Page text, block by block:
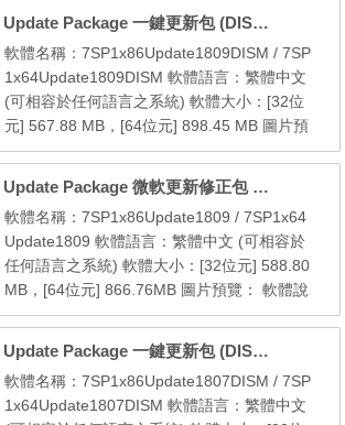
位元] 以後至2018年10月份的所有微軟官方更
新檔 本更新包包含自 7 SP1 [64位元] 以後至2
018年10月份的所有微軟官方更新檔 系統需
求： 1. Windows 7 SP1 (x86/x64) 2. NET Fr
amework 3.5.1 (內建...
Windows 7 SP1 Update Package 一鍵更新包 (DISM) (至2018.09)
軟體名稱：7SP1x86Update1809DISM / 7SP
1x64Update1809DISM 軟體語言：繁體中文
(可相容於任何語言之系統) 軟體大小：[32位
元] 567.88 MB，[64位元] 898.45 MB 圖片預
覽： 軟體說明： 本更新包包含自 7 SP1 [32
位元] 以後至2018年09月份的所有微軟官方更
新檔 本更新包包含自 7 SP1 [64位元] 以後至2
018年09月份的所有微軟官方更新檔 系統需
求： 1. Windows 7 SP1 (x86/x64) 2. NET Fr
amework 3.5.1 (內建...
Windows 7 SP1 Update Package 微軟更新修正包 (2018.09月份)
軟體名稱：7SP1x86Update1809 / 7SP1x64
Update1809 軟體語言：繁體中文 (可相容於
任何語言之系統) 軟體大小：[32位元] 588.80
MB，[64位元] 866.76MB 圖片預覽： 軟體說
明： 本更新包包含自 7 SP1 [32位元] 以後至2
018年09月份的所有微軟官方更新檔 本更新包
包含自 7 SP1 [64位元] 以後至2018年09月份
的所有微軟官方更新檔 系統需求： 1. Windo
ws 7 SP1 (x86/x64) 2. Windows Internet Exp
Windows 7 SP1 Update Package 一鍵更新包 (DISM) (至2018.07)
軟體名稱：7SP1x86Update1807DISM / 7SP
1x64Update1807DISM 軟體語言：繁體中文